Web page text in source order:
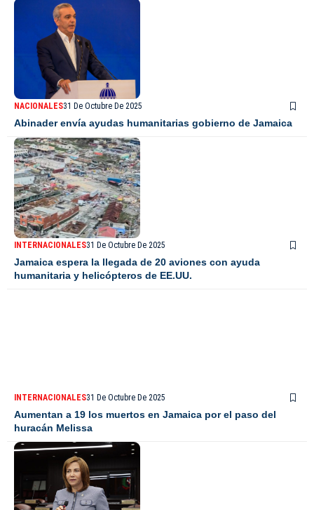
NACIONALES31 De Octubre De 2025
Abinader envía ayudas humanitarias gobierno de Jamaica
INTERNACIONALES31 De Octubre De 2025
Jamaica espera la llegada de 20 aviones con ayuda
humanitaria y helicópteros de EE.UU.
INTERNACIONALES31 De Octubre De 2025
Aumentan a 19 los muertos en Jamaica por el paso del
huracán Melissa